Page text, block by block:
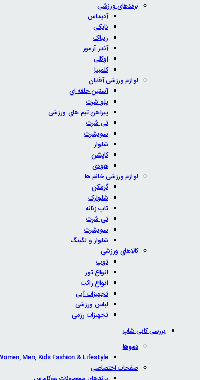
برندهای ورزشی
آدیداس
نایکی
ریباک
آندر آرمور
اوکلی
کلمبیا
لوازم ورزشی آقایان
آستین حلقه ای
پلو شرت
پیراهن تیم های ورزشی
تی شرت
سویشرت
شلوار
کاپشن
هودی
لوازم ورزشی خانم ها
گرمکن
شلوارک
تاپ زنانه
تی شرت
سویشرت
شلوار و لگینگ
کالاهای ورزشی
توپ
انواع تور
انواع راکت
تجهیزات آبی
لباس ورزشی
تجهیزات رزمی
بررسی کانی شاپ
دموها
Men, Kids Fashion & Lifestyle
صفحات اختصاصی